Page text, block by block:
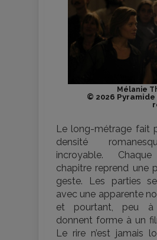
Mélanie
© 2026
Le long-métrage fait
densité
incroyable.
chapitre reprend une
geste. Les parties
avec une apparente
et pourtant, peu à
donnent forme à un
Le rire n’est jamais